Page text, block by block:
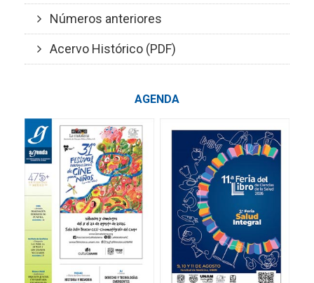
Números anteriores
Acervo Histórico (PDF)
AGENDA